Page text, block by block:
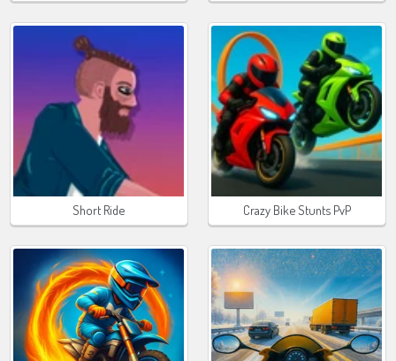
Short Ride Crazy Bike Stunts PvP